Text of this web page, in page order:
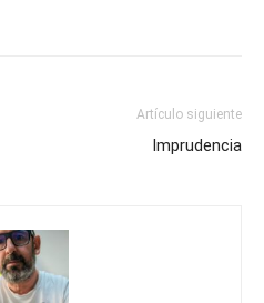
Artículo siguiente
Imprudencia